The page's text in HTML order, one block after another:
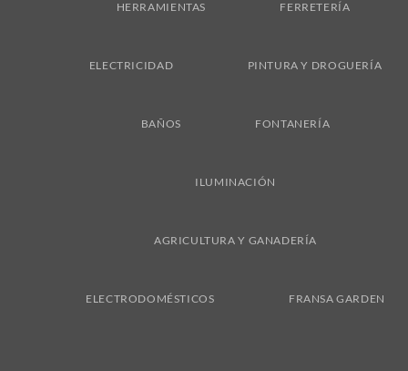
HERRAMIENTAS FERRETERÍA
ELECTRICIDAD PINTURA Y DROGUERÍA
BAÑOS FONTANERÍA
ILUMINACIÓN
AGRICULTURA Y GANADERÍA
ELECTRODOMÉSTICOS FRANSA GARDEN